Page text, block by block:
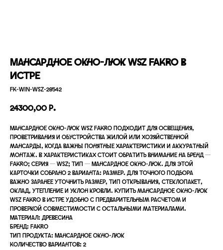
Мансардное окно-люк WSZ FAKRO в
Истре
FK-WIN-WSZ-28542
24300,00 р.
Мансардное окно-люк WSZ FAKRO подходит для освещения,
проветривания и обустройства жилой или хозяйственной
мансарды, когда важны понятные характеристики и аккуратный
монтаж. В характеристиках стоит обратить внимание на бренд —
FAKRO; серия — WSZ; тип — Мансардное окно-люк. Для этой
карточки собрано 2 варианта: размер. Для точного подбора
важно заранее уточнить размер, тип открывания, стеклопакет,
оклад, утепление и уклон кровли. Купить мансардное окно-люк
WSZ FAKRO в Истре удобно с предварительным расчетом и
проверкой совместимости с остальными материалами.
Материал: древесина
Бренд: FAKRO
Тип продукта: Мансардное окно-люк
Количество вариантов: 2